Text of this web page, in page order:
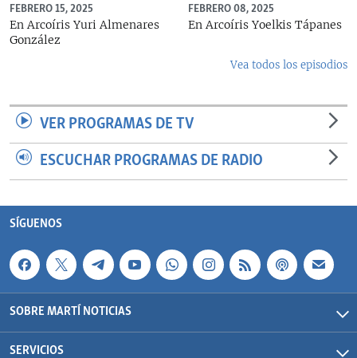
FEBRERO 15, 2025
En Arcoíris Yuri Almenares
González
FEBRERO 08, 2025
En Arcoíris Yoelkis Tápanes
Vea todos los episodios
VER PROGRAMAS DE TV
ESCUCHAR PROGRAMAS DE RADIO
SÍGUENOS
SOBRE MARTÍ NOTICIAS
SERVICIOS